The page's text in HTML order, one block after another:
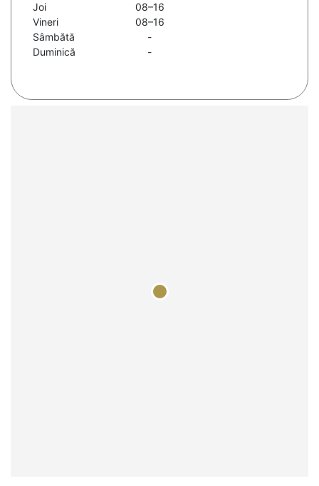
Joi
08–16
Vineri
08–16
Sâmbătă
-
Duminică
-